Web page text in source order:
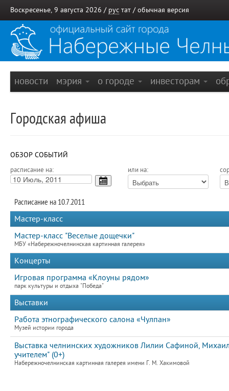
Воскресенье, 9 августа 2026 / рус тат / обычная версия
новости мэрия о городе инвесторам
Городская афиша
ОБЗОР СОБЫТИЙ
расписание на: или на:
Расписание на 10.7.2011
Мастер-класс
Мастер-класс "Веселые дощечки"
МБУ «Набережночелнинская картинная галерея»
Концерты
Игровая программа «Клоуны рядом»
парк культуры и отдыха "Победа"
Выставки
Работа этнографического салона «Чулпан»
Музей истории города
Выставка челнинских художников Лилии Сафиной,
учителем" (0+)
Набережночелнинская картинная галерея имени Г. М. Хакимовой